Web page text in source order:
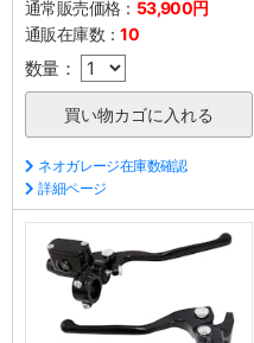
通常販売価格： 53,900円
通販在庫数：10
数量：
ネオガレージ在庫数確認
詳細ページ